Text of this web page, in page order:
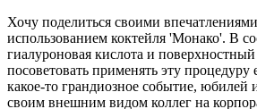
Хочу поделиться своими
использованием коктейля 'Монако'. В
гиалуроновая кислота и
посоветовать применять эту процедуру
какое-то грандиозное событие, юбилей
своим внешним видом коллег на